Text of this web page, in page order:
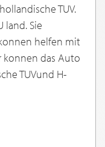
TUV.
land. Sie
helfen mit
konnen das Auto
TUVund H-